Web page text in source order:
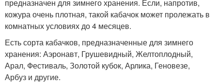
предназначен для зимнего хранения. Если, напротив,
кожура очень плотная, такой кабачок может пролежать в
комнатных условиях до 4 месяцев.
Есть сорта кабачков, предназначенные для зимнего
хранения: Аэронавт, Грушевидный, Желтоплодный,
Арал, Фестиваль, Золотой кубок, Арлика, Геновезе,
Арбуз и другие.